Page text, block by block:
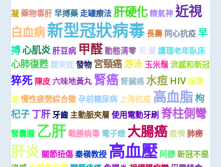
凝藥物毒肝 早搏藥 走罐療法 肝硬化精氣神 近視
白血病新型冠狀病毒 長壽 同心抗疫 早
搏心肌炎肝豆病 甲醛動態清零 芡 實 護理老年臥床
心肺復甦腰突症 發物 宮頸癌游泳玉米鬚 流感和新冠
猝死 陳皮 六味地黃丸 腎癌 腎臟癌 水痘 HIV 超聲
波 慢性疲勞綜合徵孕前糖尿病 上海抗疫 高血脂枸
杞子丁肝牙齒 主動脈夾層 使用電動牙刷 脊柱側彎
腎囊腫 乙肝 戰勝病毒 電子煙 大腸癌疫情 肺癆
肝炎 關節扭傷秦嶺教授 高血壓 阿膠 新冠不是